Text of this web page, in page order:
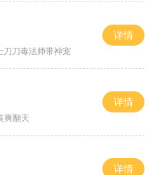
刀刀毒法师带神宠
详情
爽翻天
详情
详情